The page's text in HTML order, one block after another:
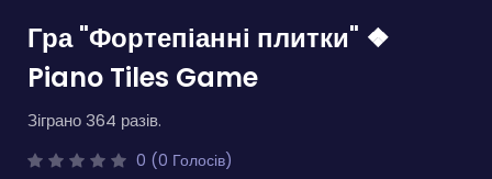
Гра "Фортепіанні плитки" ❖
Piano Tiles Game
Зіграно 364 разів.
0 (0 Голосів)